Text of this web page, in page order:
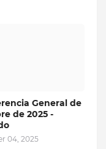
General de
de 2025 -
04, 2025